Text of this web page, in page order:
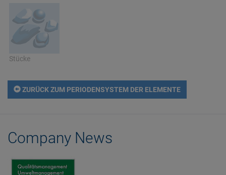
Stücke
ZURÜCK ZUM PERIODENSYSTEM DER ELEMENTE
Company News